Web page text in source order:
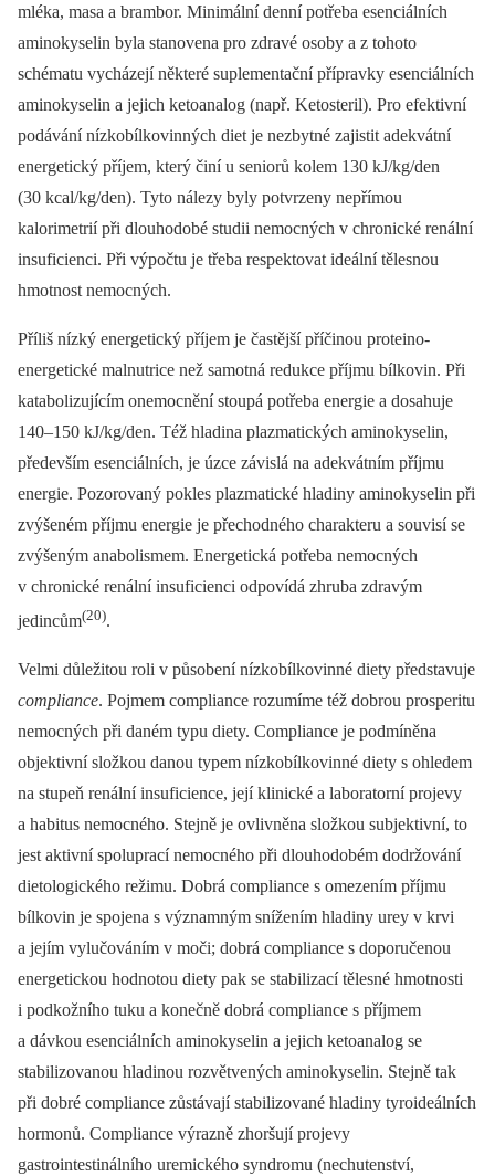
mléka, masa a brambor. Minimální denní potřeba esenciálních
aminokyselin byla stanovena pro zdravé osoby a z tohoto
schématu vycházejí některé suplementační přípravky esenciálních
aminokyselin a jejich ketoanalog (např. Ketosteril). Pro efektivní
podávání nízkobílkovinných diet je nezbytné zajistit adekvátní
energetický příjem, který činí u seniorů kolem 130 kJ/kg/den
(30 kcal/kg/den). Tyto nálezy byly potvrzeny nepřímou
kalorimetrií při dlouhodobé studii nemocných v chronické renální
insuficienci. Při výpočtu je třeba respektovat ideální tělesnou
hmotnost nemocných.
Příliš nízký energetický příjem je častější příčinou proteino-
energetické malnutrice než samotná redukce příjmu bílkovin. Při
katabolizujícím onemocnění stoupá potřeba energie a dosahuje
140–150 kJ/kg/den. Též hladina plazmatických aminokyselin,
především esenciálních, je úzce závislá na adekvátním příjmu
energie. Pozorovaný pokles plazmatické hladiny aminokyselin při
zvýšeném příjmu energie je přechodného charakteru a souvisí se
zvýšeným anabolismem. Energetická potřeba nemocných
v chronické renální insuficienci odpovídá zhruba zdravým
jedincům(20).
Velmi důležitou roli v působení nízkobílkovinné diety představuje
compliance. Pojmem compliance rozumíme též dobrou prosperitu
nemocných při daném typu diety. Compliance je podmíněna
objektivní složkou danou typem nízkobílkovinné diety s ohledem
na stupeň renální insuficience, její klinické a laboratorní projevy
a habitus nemocného. Stejně je ovlivněna složkou subjektivní, to
jest aktivní spoluprací nemocného při dlouhodobém dodržování
dietologického režimu. Dobrá compliance s omezením příjmu
bílkovin je spojena s významným snížením hladiny urey v krvi
a jejím vylučováním v moči; dobrá compliance s doporučenou
energetickou hodnotou diety pak se stabilizací tělesné hmotnosti
i podkožního tuku a konečně dobrá compliance s příjmem
a dávkou esenciálních aminokyselin a jejich ketoanalog se
stabilizovanou hladinou rozvětvených aminokyselin. Stejně tak
při dobré compliance zůstávají stabilizované hladiny tyroideálních
hormonů. Compliance výrazně zhoršují projevy
gastrointestinálního uremického syndromu (nechutenství,